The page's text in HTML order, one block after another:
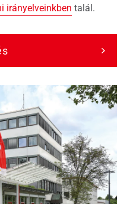
irányelveinkben talál.